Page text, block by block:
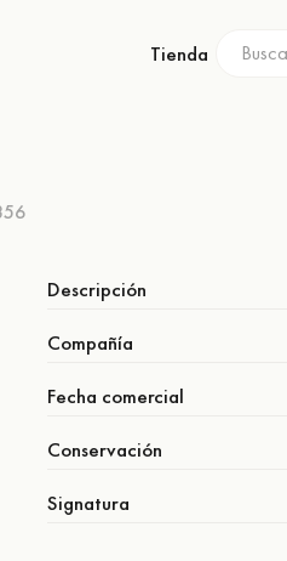
Tienda
Descripción
Compañía
Fecha comercial
Conservación
Signatura